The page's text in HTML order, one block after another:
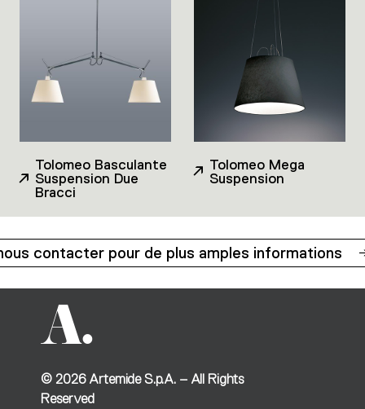
Tolomeo Basculante
Suspension Due
Bracci
Tolomeo Mega
Suspension
contacter pour de plus amples informations
© 2026Artemide S.p.A. – All Rights
Reserved